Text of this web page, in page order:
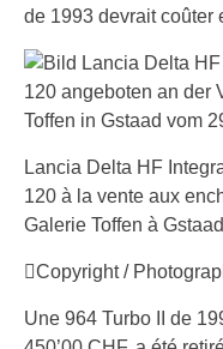
de 1993 devrait coûter
Lancia Delta HF
120 à la vente aux
Galerie Toffen à
Copyright /
Une 964 Turbo II de